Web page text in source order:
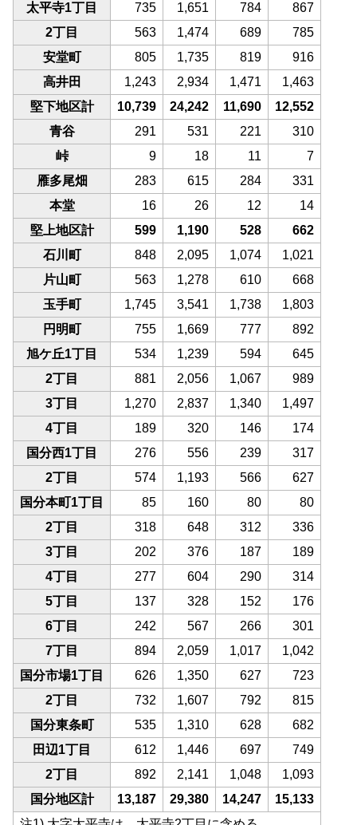
太平寺1丁目
735 1,651 784
867
2丁目
563 1,474 689
785
安堂町
805 1,735 819
916
高井田
1,243 2,934 1,471
1,463
堅下地区計
10,739 24,242 11,690
12,552
青谷
291 531 221
310
峠
9 18 11
7
雁多尾畑
283 615 284
331
本堂
16 26 12
14
堅上地区計
599 1,190 528
662
石川町
848 2,095 1,074
1,021
片山町
563 1,278 610
668
玉手町
1,745 3,541 1,738
1,803
円明町
755 1,669 777
892
旭ケ丘1丁目
534 1,239 594
645
2丁目
881 2,056 1,067
989
3丁目
1,270 2,837 1,340
1,497
4丁目
189 320 146
174
国分西1丁目
276 556 239
317
2丁目
574 1,193 566
627
国分本町1丁目
85 160 80
80
2丁目
318 648 312
336
3丁目
202 376 187
189
4丁目
277 604 290
314
5丁目
137 328 152
176
6丁目
242 567 266
301
7丁目
894 2,059 1,017
1,042
国分市場1丁目
626 1,350 627
723
2丁目
732 1,607 792
815
国分東条町
535 1,310 628
682
田辺1丁目
612 1,446 697
749
2丁目
892 2,141 1,048
1,093
国分地区計
13,187 29,380 14,247
15,133